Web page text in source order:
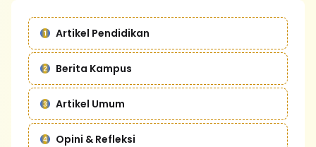
Artikel Pendidikan
Berita Kampus
Artikel Umum
Opini & Refleksi